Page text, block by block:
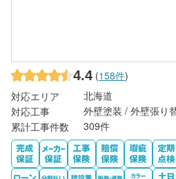
4.4 (158件)
対応エリア
北海道
対応工事
外壁塗装 / 外壁張り
累計工事件数
309件